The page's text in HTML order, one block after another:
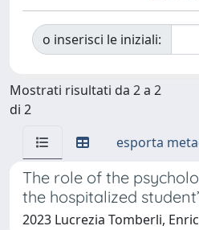
o inserisci le iniziali:
Mostrati risultati da 2 a 2
di 2
esporta
The role of the
the hospitalized
2023 Lucrezia Tomberli,